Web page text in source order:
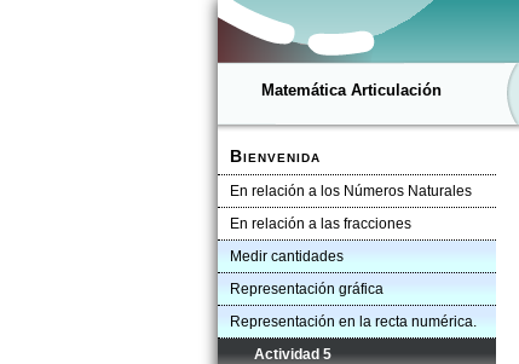
Matemática Articulación
Bienvenida
En relación a los Números Naturales
En relación a las fracciones
Medir cantidades
Representación gráfica
Representación en la recta numérica.
Actividad 5